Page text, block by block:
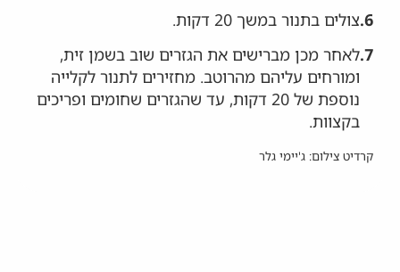
6. צולים בתנור במשך 20 דקות.
7. לאחר מכן מברישים את הגזרים שוב בשמן זית,
ומורחים עליהם מהרוטב. מחזירים לתנור לקלייה
נוספת של 20 דקות, עד שהגזרים שחומים ופריכים
בקצוות.
קרדיט צילום: ג'יימי גלר